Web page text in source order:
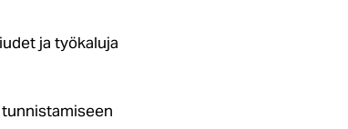
ja työkaluja